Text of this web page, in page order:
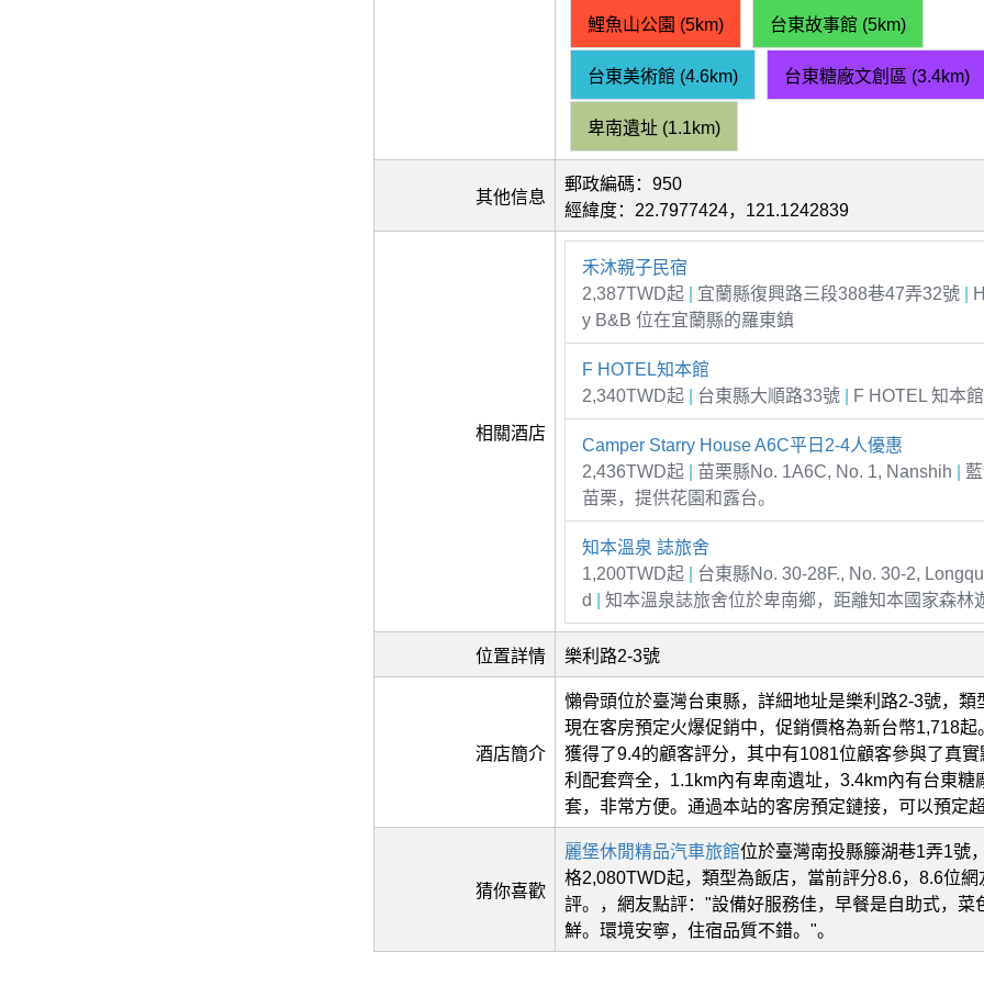
鯉魚山公園 (5km) 台東故事館 (5km)
台東美術館 (4.6km) 台東糖廠文創區 (3.4km)
卑南遺址 (1.1km)
其他信息
郵政編碼：950
經緯度：22.7977424，121.1242839
相關酒店
禾沐親子民宿
2,387TWD起
宜蘭縣復興路三段388巷47弄32號
y B&B 位在宜蘭縣的羅東鎮
F HOTEL知本館
2,340TWD起
台東縣大順路33號 F HOTEL 知本
Camper Starry House A6C平日2-4人優惠
2,436TWD起
苗栗縣No. 1A6C, No. 1, Nanshih
苗栗，提供花園和露台。
知本溫泉 誌旅舍
1,200TWD起
台東縣No. 30-28F., No. 30-2,
d
知本溫泉誌旅舍位於卑南鄉，距離知本國家森林
位置詳情 樂利路2-3號
酒店簡介
懶骨頭位於臺灣台東縣，詳細地址是樂利路2-3號，類
現在客房預定火爆促銷中，促銷價格為新台幣1,718起
獲得了9.4的顧客評分，其中有1081位顧客參與了真
利配套齊全，1.1km內有卑南遺址，3.4km內有台東糖
套，非常方便。通過本站的客房預定鏈接，可以預定
猜你喜歡
麗堡休閒精品汽車旅館位於臺灣南投縣籐湖巷1弄1號
格2,080TWD起，類型為飯店，當前評分8.6，8.6位網
評。，網友點評："設備好服務佳，早餐是自助式，菜
鮮。環境安寧，住宿品質不錯。"。